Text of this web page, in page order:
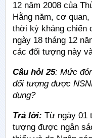
12 năm 2008 của
Hằng năm, cơ
thời kỳ kháng chiến
ngày 18 tháng 12
các đối tượng này
Câu hỏi 25: Mức
đối tượng được
dụng?
Trả lời: Từ ngày 01
tượng được ngân